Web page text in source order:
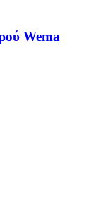
Wema